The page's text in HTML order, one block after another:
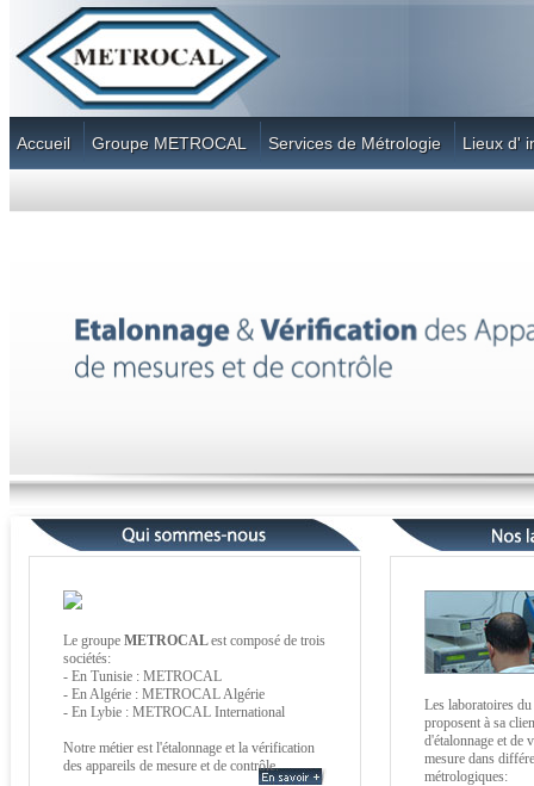
Accueil Groupe METROCAL Services de Métrologie Lieux d'
Le groupe METROCALest composé de trois
sociétés:
- En Tunisie : METROCAL
- En Algérie : METROCAL Algérie
- En Lybie : METROCAL International
Notre métier est l'étalonnage et la vérification
des appareils de mesure et de contrôle.
Les laboratoires
proposent à sa
d'étalonnage et de
mesure dans
métrologiques: